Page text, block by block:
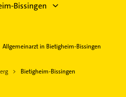
Bissingen
Allgemeinarzt in Bietigheim-Bissingen
Bietigheim-Bissingen